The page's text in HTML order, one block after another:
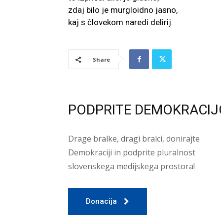
zdaj bilo je murgloidno jasno,
kaj s človekom naredi delirij.
Share
PODPRITE
Drage bralke, dragi bralci, donirajte
Demokraciji in podprite pluralnost
slovenskega medijskega prostora!
Donacija